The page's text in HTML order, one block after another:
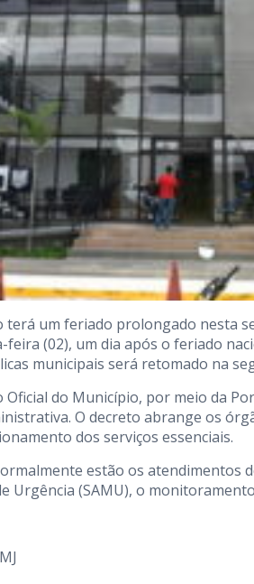
terá um feriado prolongado nesta
(02), um dia após o feriado
municipais será retomado na
do Município, por meio da
O decreto abrange os
dos serviços essenciais.
estão os atendimentos
Urgência (SAMU), o